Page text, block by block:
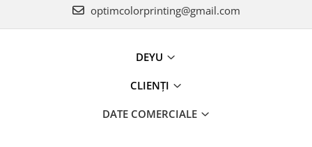
optimcolorprinting@gmail.com
DEYU
CLIENȚI
DATE COMERCIALE